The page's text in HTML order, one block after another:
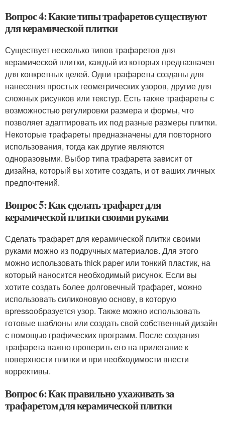
Вопрос 4: Какие типы трафаретов существуют
для керамической плитки
Существует несколько типов трафаретов для
керамической плитки, каждый из которых предназначен
для конкретных целей. Одни трафареты созданы для
нанесения простых геометрических узоров, другие для
сложных рисунков или текстур. Есть также трафареты с
возможностью регулировки размера и формы, что
позволяет адаптировать их под разные размеры плитки.
Некоторые трафареты предназначены для повторного
использования, тогда как другие являются
одноразовыми. Выбор типа трафарета зависит от
дизайна, который вы хотите создать, и от ваших личных
предпочтений.
Вопрос 5: Как сделать трафарет для
керамической плитки своими руками
Сделать трафарет для керамической плитки своими
руками можно из подручных материалов. Для этого
можно использовать thick paper или тонкий пластик, на
который наносится необходимый рисунок. Если вы
хотите создать более долговечный трафарет, можно
использовать силиконовую основу, в которую
вpressoобразуется узор. Также можно использовать
готовые шаблоны или создать свой собственный дизайн
с помощью графических программ. После создания
трафарета важно проверить его на прилегание к
поверхности плитки и при необходимости внести
коррективы.
Вопрос 6: Как правильно ухаживать за
трафаретом для керамической плитки